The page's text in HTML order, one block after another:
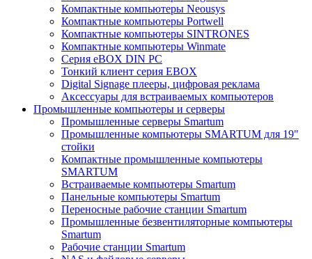
Компактные компьютеры Neousys
Компактные компьютеры Portwell
Компактные компьютеры SINTRONES
Компактные компьютеры Winmate
Серия eBOX DIN PC
Тонкий клиент серия EBOX
Digital Signage плееры, цифровая реклама
Аксессуары для встраиваемых компьютеров
Промышленные компьютеры и серверы
Промышленные серверы Smartum
Промышленные компьютеры SMARTUM для 19"
стойки
Компактные промышленные компьютеры
SMARTUM
Встраиваемые компьютеры Smartum
Панельные компьютеры Smartum
Переносные рабочие станции Smartum
Промышленные безвентиляторные компьютеры
Smartum
Рабочие станции Smartum